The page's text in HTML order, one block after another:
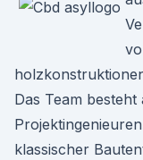
Das Team
klassischer